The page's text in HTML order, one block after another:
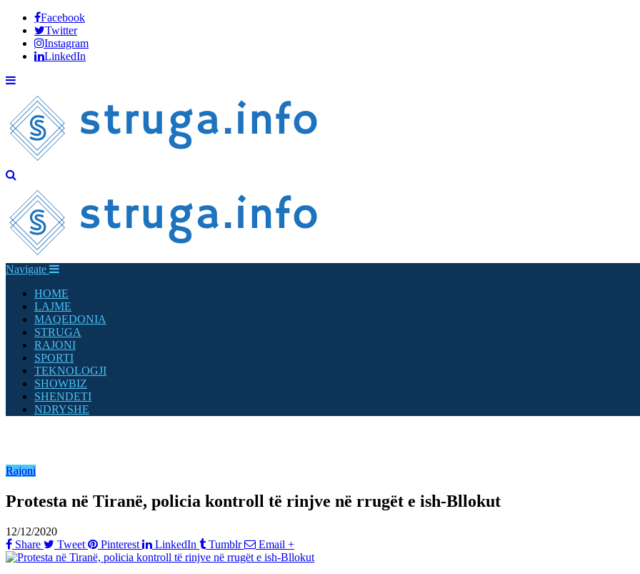
Facebook
Twitter
Instagram
LinkedIn
Navigate
HOME
LAJME
MAQEDONIA
STRUGA
RAJONI
SPORTI
TEKNOLOGJI
SHOWBIZ
SHENDETI
NDRYSHE
Rajoni
Protesta në Tiranë, policia kontroll të rinjve në rrugët e ish-Bllokut
12/12/2020
Share
Tweet Pinterest LinkedIn Tumblr Email +